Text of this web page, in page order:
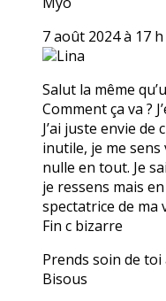
7 août 2024 à 17
Lina
Salut la même
Comment ça va ?
J’ai juste envie de
inutile, je me sens
nulle en tout. Je
je ressens mais
spectatrice de ma
Fin c bizarre
Prends soin de toi
Bisous